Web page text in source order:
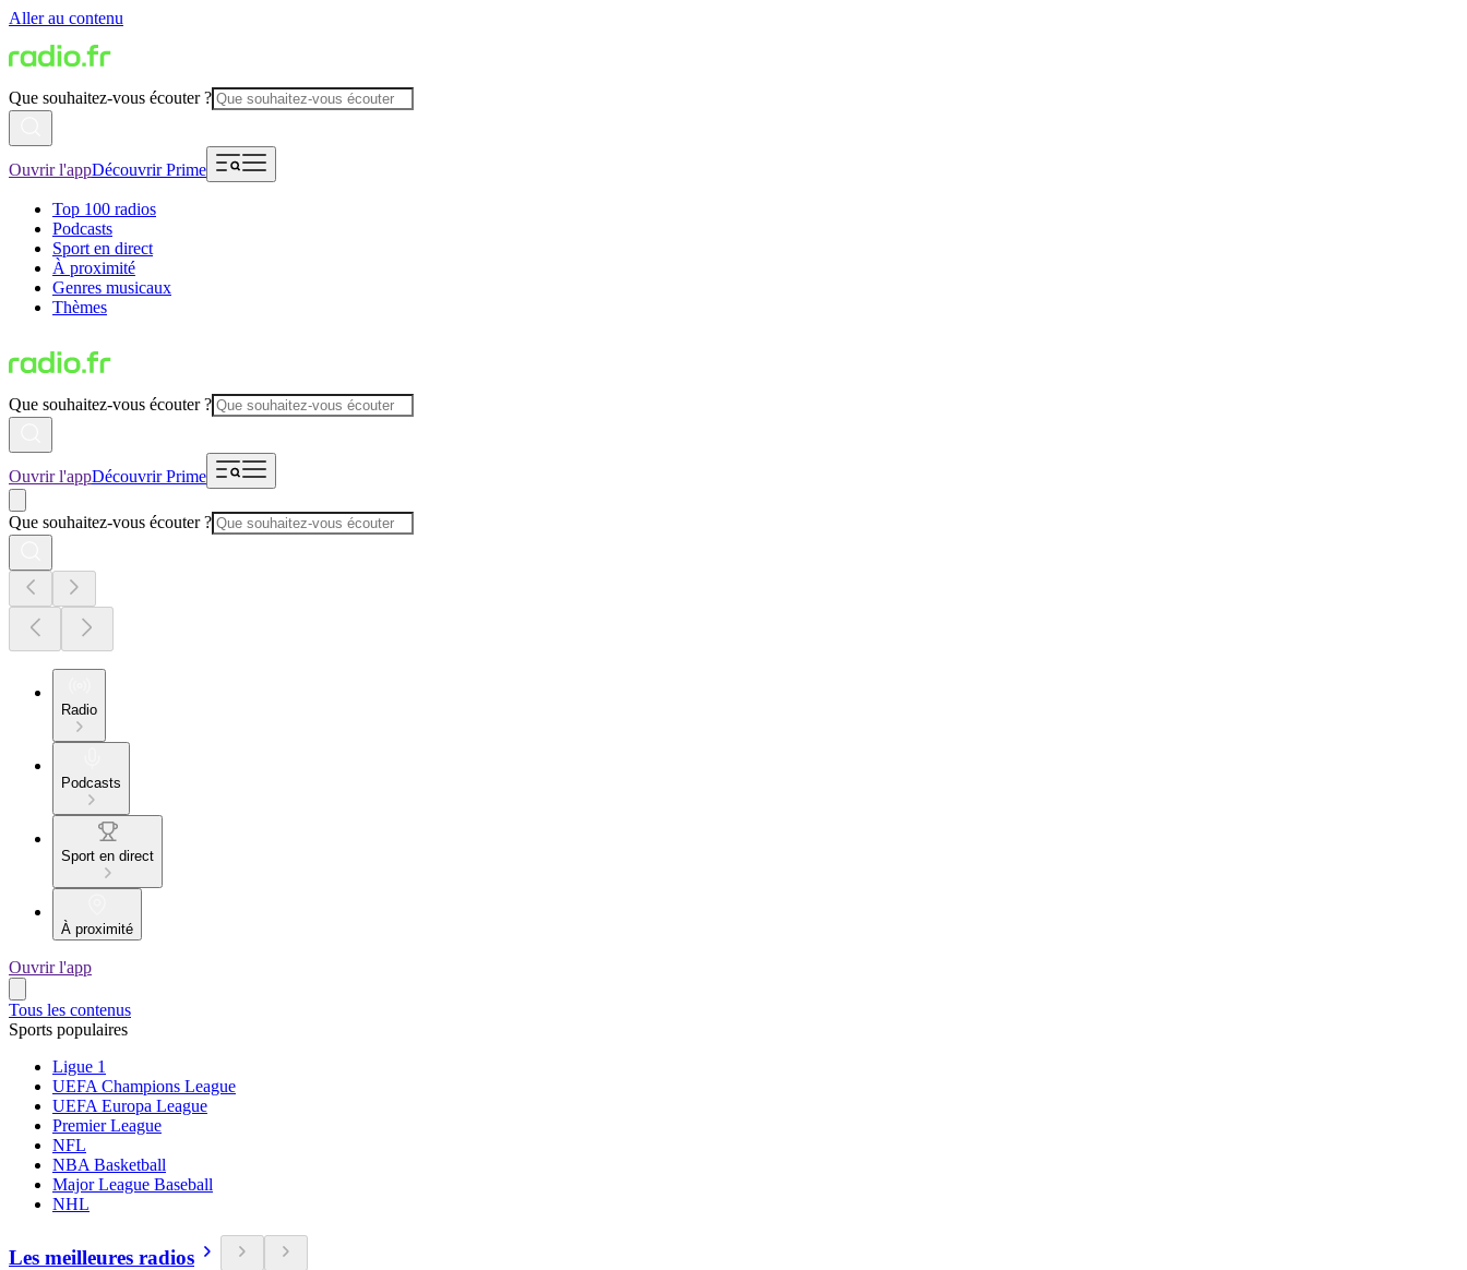
Aller au contenu
Que souhaitez-vous écouter ?
Ouvrir l'appDécouvrir Prime
Top 100 radios
Podcasts
Sport en direct
À proximité
Genres musicaux
Thèmes
Que souhaitez-vous écouter ?
Ouvrir l'appDécouvrir Prime
Que souhaitez-vous écouter ?
Radio
Podcasts
Sport en direct
À proximité
Ouvrir l'app
Tous les contenus
Sports populaires
Ligue 1
UEFA Champions League
UEFA Europa League
Premier League
NFL
NBA Basketball
Major League Baseball
NHL
Les meilleures radios